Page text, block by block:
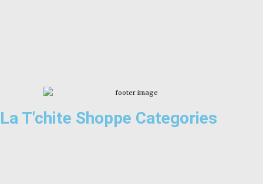
La T'chite Shoppe Categories​